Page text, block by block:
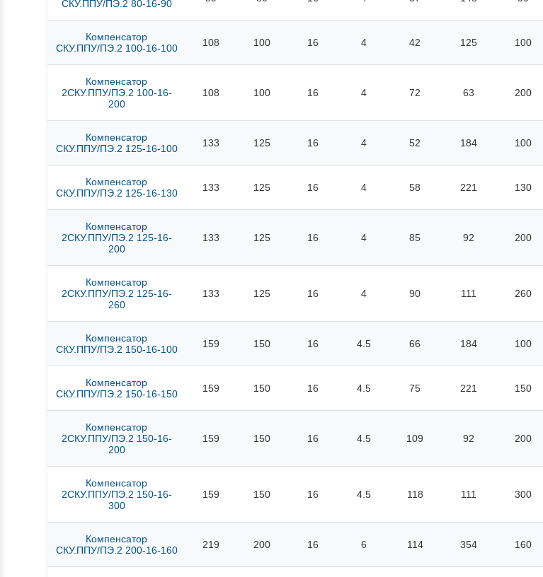
СКУ.ППУ/ПЭ.2 80-16-90
Компенсатор
СКУ.ППУ/ПЭ.2 100-16-100
108 100 16 4 42 125 100
Компенсатор
2СКУ.ППУ/ПЭ.2 100-16-
200
108 100 16 4 72 63 200
Компенсатор
СКУ.ППУ/ПЭ.2 125-16-100
133 125 16 4 52 184 100
Компенсатор
СКУ.ППУ/ПЭ.2 125-16-130
133 125 16 4 58 221 130
Компенсатор
2СКУ.ППУ/ПЭ.2 125-16-
200
133 125 16 4 85 92 200
Компенсатор
2СКУ.ППУ/ПЭ.2 125-16-
260
133 125 16 4 90 111 260
Компенсатор
СКУ.ППУ/ПЭ.2 150-16-100
159 150 16 4.5 66 184 100
Компенсатор
СКУ.ППУ/ПЭ.2 150-16-150
159 150 16 4.5 75 221 150
Компенсатор
2СКУ.ППУ/ПЭ.2 150-16-
200
159 150 16 4.5 109 92 200
Компенсатор
2СКУ.ППУ/ПЭ.2 150-16-
300
159 150 16 4.5 118 111 300
Компенсатор
СКУ.ППУ/ПЭ.2 200-16-160
219 200 16 6 114 354 160